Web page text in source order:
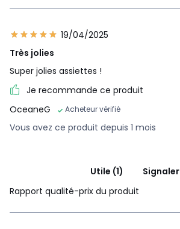
19/04/2025
Très jolies
Super jolies assiettes !
Je recommande ce produit
OceaneG
Acheteur vérifié
Vous avez ce produit depuis 1 mois
Utile (1)
Signaler
Rapport qualité-prix du produit